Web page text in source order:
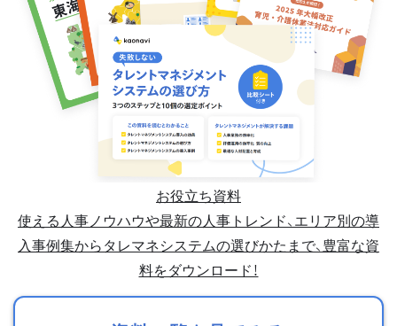
お役立ち資料
使える人事ノウハウや最新の人事トレンド、エリア別の導
入事例集からタレマネシステムの選びかたまで、豊富な資
料をダウンロード！